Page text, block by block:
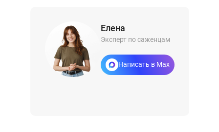
Елена
Эксперт по саженцам
Написать в Max